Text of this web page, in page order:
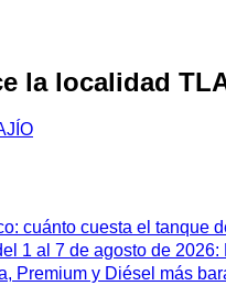
la localidad
cuánto cuesta el tanque
1 al 7 de agosto de
Premium y Diésel más